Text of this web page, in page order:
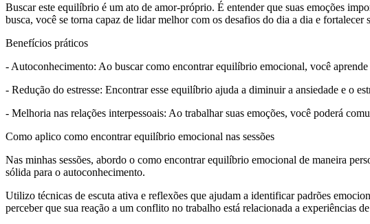
Buscar este equilíbrio é um ato de amor-próprio. É entender que suas emoções
busca, você se torna capaz de lidar melhor com os desafios do dia a dia e fortalecer
Benefícios práticos
- Autoconhecimento: Ao buscar como encontrar equilíbrio emocional, você
- Redução do estresse: Encontrar esse equilíbrio ajuda a diminuir a ansiedade e o
- Melhoria nas relações interpessoais: Ao trabalhar suas emoções, você poderá
Como aplico como encontrar equilíbrio emocional nas sessões
Nas minhas sessões, abordo o como encontrar equilíbrio emocional de maneira
sólida para o autoconhecimento.
Utilizo técnicas de escuta ativa e reflexões que ajudam a identificar padrões
perceber que sua reação a um conflito no trabalho está relacionada a experiências